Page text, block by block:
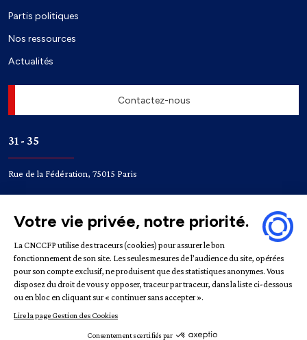
Partis politiques
Nos ressources
Actualités
Contactez-nous
31 - 35
Rue de la Fédération, 75015 Paris
Bir-Hakeim Champ de Mars
Mentions légales Politique de confidentialité
Gestion des
cookies